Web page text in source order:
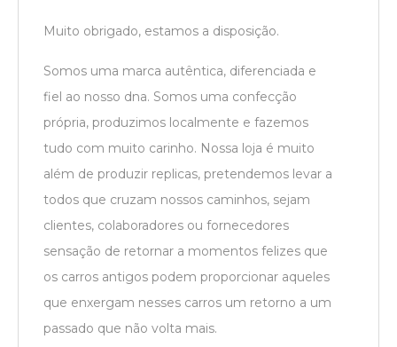
Muito obrigado, estamos a disposição.
Somos uma marca autêntica, diferenciada e
fiel ao nosso dna. Somos uma confecção
própria, produzimos localmente e fazemos
tudo com muito carinho. Nossa loja é muito
além de produzir replicas, pretendemos levar a
todos que cruzam nossos caminhos, sejam
clientes, colaboradores ou fornecedores
sensação de retornar a momentos felizes que
os carros antigos podem proporcionar aqueles
que enxergam nesses carros um retorno a um
passado que não volta mais.